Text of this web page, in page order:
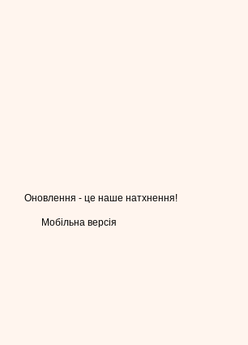
Оновлення - це наше натхнення!
Мобільна версія